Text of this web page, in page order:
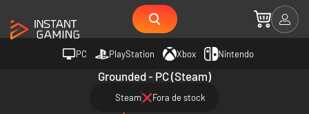
PC PlayStation Xbox Nintendo
Grounded - PC (Steam)
Steam Fora de stock